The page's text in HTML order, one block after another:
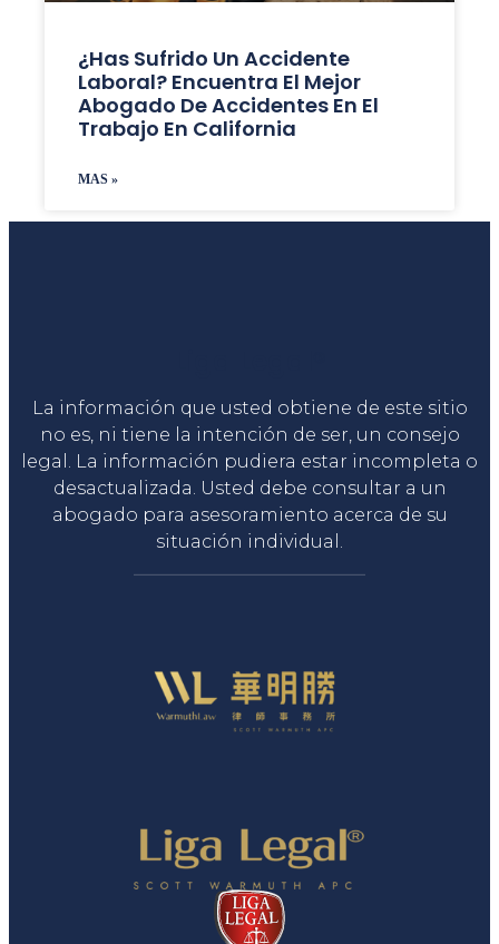
¿Has Sufrido Un Accidente
Laboral? Encuentra El Mejor
Abogado De Accidentes En El
Trabajo En California
MAS »
La información que usted obtiene de este sitio
no es, ni tiene la intención de ser, un consejo
legal. La información pudiera estar incompleta o
desactualizada. Usted debe consultar a un
abogado para asesoramiento acerca de su
situación individual.